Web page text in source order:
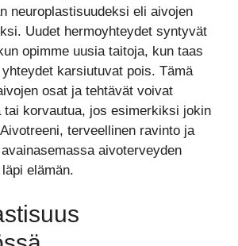
neuroplastisuudeksi eli aivojen
Uudet hermoyhteydet syntyvät
opimme uusia taitoja, kun taas
karsiutuvat pois. Tämä
osat ja tehtävät voivat
tai korvautua, jos esimerkiksi jokin
terveellinen ravinto ja
aivoterveyden
elämän.